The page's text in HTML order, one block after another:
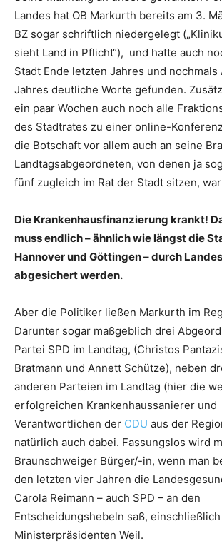
Landes hat OB Markurth bereits am 3.
BZ sogar schriftlich niedergelegt
sieht Land in Pflicht“), und hatte auch
Stadt Ende letzten Jahres und nochmals
Jahres deutliche Worte gefunden.
ein paar Wochen auch noch alle
des Stadtrates zu einer online-
die Botschaft vor allem auch an seine
Landtagsabgeordneten, von denen ja
fünf zugleich im Rat der Stadt sitzen,
Die Krankenhausfinanzierung krankt!
muss endlich – ähnlich wie längst die
Hannover und Göttingen – durch
abgesichert werden.
Aber die Politiker ließen Markurth im
Darunter sogar maßgeblich drei
Partei SPD im Landtag, (Christos
Bratmann und Annett Schütze), neben
anderen Parteien im Landtag (hier die
erfolgreichen Krankenhaussanierer und
Verantwortlichen der CDU aus der
natürlich auch dabei. Fassungslos wird
Braunschweiger Bürger/-in, wenn man
den letzten vier Jahren die
Carola Reimann – auch SPD – an den
Entscheidungshebeln saß,
Ministerpräsidenten Weil.